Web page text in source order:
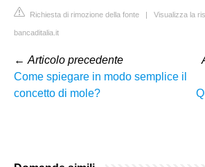
Richiesta di rimozione della fonte | Visualizza la
bancaditalia.it
← Articolo precedente
Come spiegare in modo semplice il
concetto di mole?